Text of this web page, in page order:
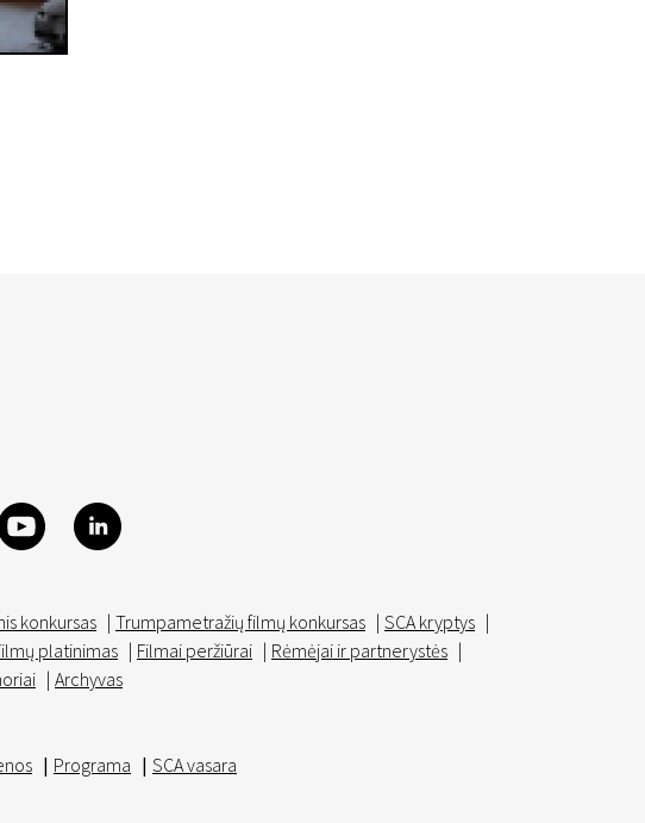
konkursas | Trumpametražių filmų konkursas | SCA kryptys |
platinimas | Filmai peržiūrai | Rėmėjai ir partnerystės |
| Archyvas
| Programa | SCA vasara